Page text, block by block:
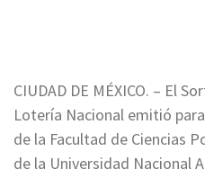
CIUDAD DE MÉXICO. – El
Lotería Nacional emitió
de la Facultad de Ciencias
de la Universidad Nacional